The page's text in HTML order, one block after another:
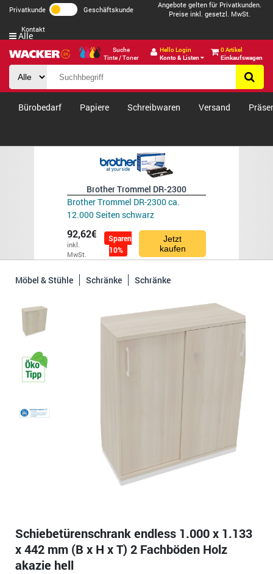
Privatkunde Geschäftskunde
Angebote gelten für Privatkunden.
Preise inkl. gesetzl. MwSt.
Kontakt
Suche
Tinte / Toner
Hello Login
Konto & Listen
0 Artikel
Einkaufswagen
Alle
Bürobedarf Papiere Schreibwaren Versand
Brother Trommel DR-2300
Brother Trommel DR-2300 ca.
12.000 Seiten schwarz
92,62€
inkl.
MwSt.
Sparen
10%
Jetzt
kaufen
Möbel & Stühle Schränke Schränke
Schiebetürenschrank endless 1.000 x 1.133
x 442 mm (B x H x T) 2 Fachböden Holz
akazie hell